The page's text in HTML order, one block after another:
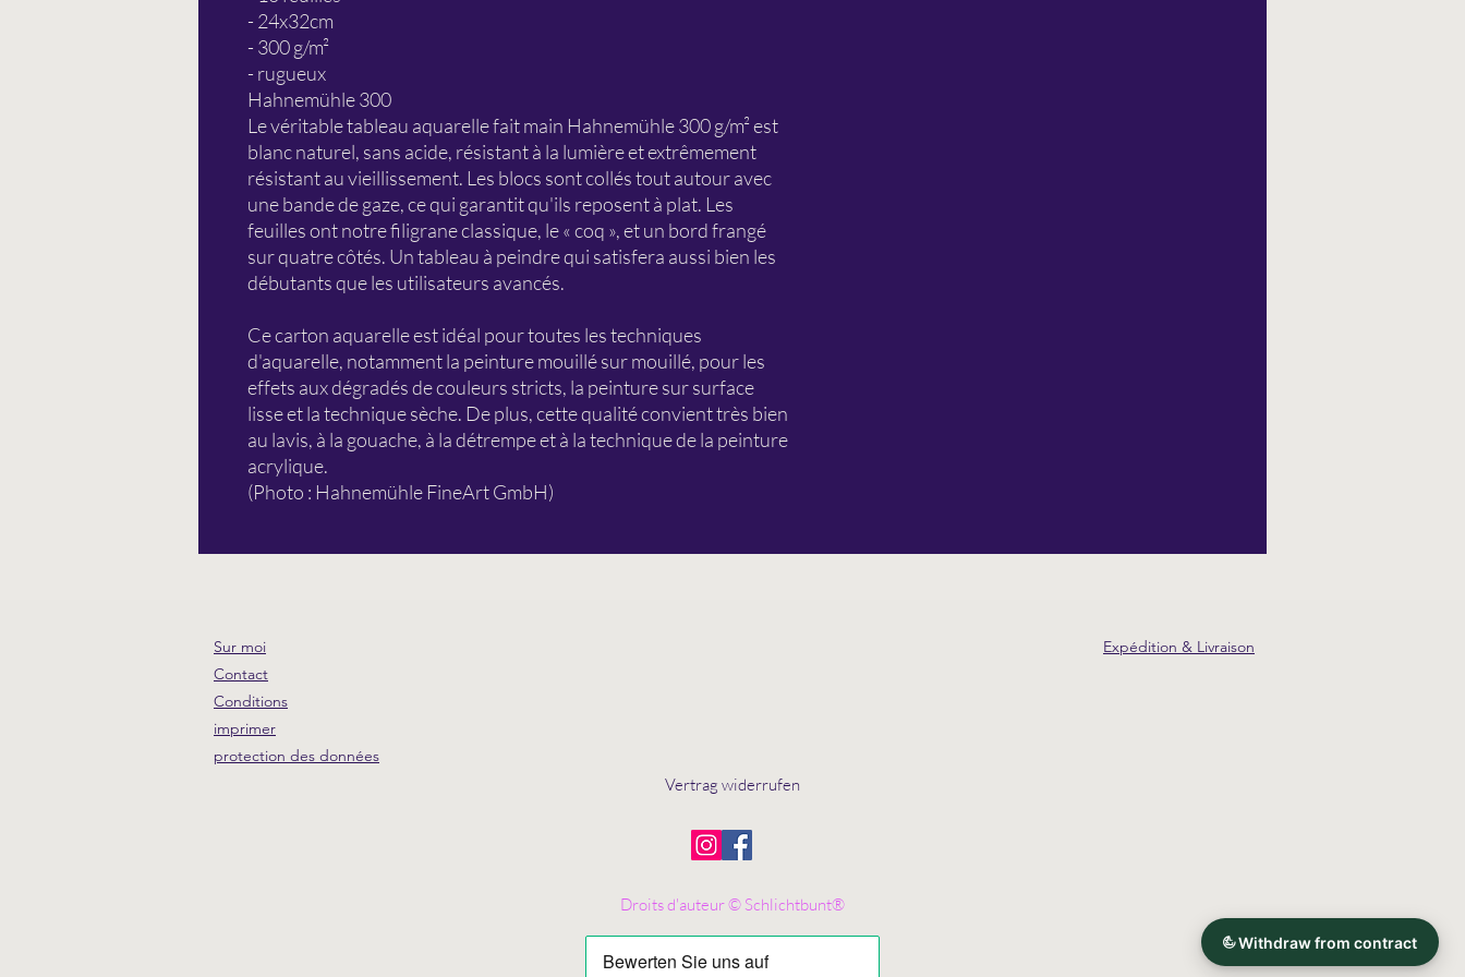
- 24x32cm
- 300 g/m²
- rugueux
Hahnemühle 300
Le véritable tableau aquarelle fait main Hahnemühle 300 g/m² est
blanc naturel, sans acide, résistant à la lumière et extrêmement
résistant au vieillissement. Les blocs sont collés tout autour avec
une bande de gaze, ce qui garantit qu'ils reposent à plat. Les
feuilles ont notre filigrane classique, le « coq », et un bord frangé
sur quatre côtés. Un tableau à peindre qui satisfera aussi bien les
débutants que les utilisateurs avancés.
Ce carton aquarelle est idéal pour toutes les techniques
d'aquarelle, notamment la peinture mouillé sur mouillé, pour les
effets aux dégradés de couleurs stricts, la peinture sur surface
lisse et la technique sèche. De plus, cette qualité convient très bien
au lavis, à la gouache, à la détrempe et à la technique de la peinture
acrylique.
(Photo : Hahnemühle FineArt GmbH)
Sur moi
Contact
Conditions
imprimer
protection des données
Expédition & Livraison
Vertrag widerrufen
Droits d'auteur © Schlichtbunt®